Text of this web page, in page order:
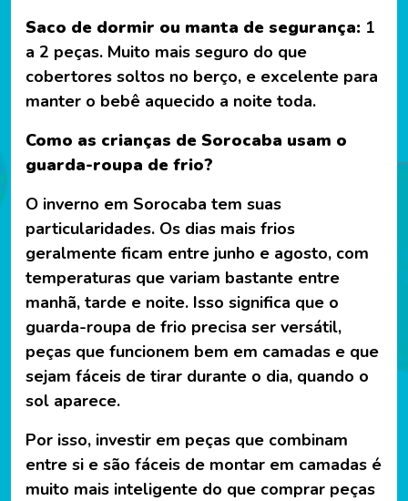
Saco de dormir ou manta de segurança: 1
a 2 peças. Muito mais seguro do que
cobertores soltos no berço, e excelente para
manter o bebê aquecido a noite toda.
Como as crianças de Sorocaba usam o
guarda-roupa de frio?
O inverno em Sorocaba tem suas
particularidades. Os dias mais frios
geralmente ficam entre junho e agosto, com
temperaturas que variam bastante entre
manhã, tarde e noite. Isso significa que o
guarda-roupa de frio precisa ser versátil,
peças que funcionem bem em camadas e que
sejam fáceis de tirar durante o dia, quando o
sol aparece.
Por isso, investir em peças que combinam
entre si e são fáceis de montar em camadas é
muito mais inteligente do que comprar peças